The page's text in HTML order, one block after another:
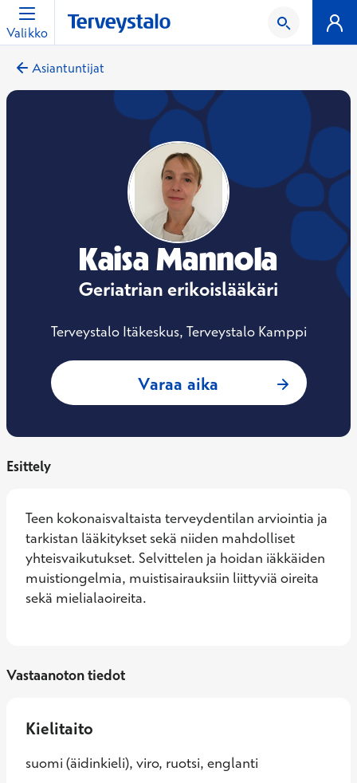
Valikko
Asiantuntijat
Kaisa Mannola
Geriatrian erikoislääkäri
Terveystalo Itäkeskus, Terveystalo Kamppi
Varaa aika : Kaisa
Esittely
Teen kokonaisvaltaista terveydentilan arviointia ja
tarkistan lääkitykset sekä niiden mahdolliset
yhteisvaikutukset. Selvittelen ja hoidan iäkkäiden
muistiongelmia, muistisairauksiin liittyviä oireita
sekä mielialaoireita.
Vastaanoton tiedot
Kielitaito
suomi (äidinkieli), viro, ruotsi, englanti